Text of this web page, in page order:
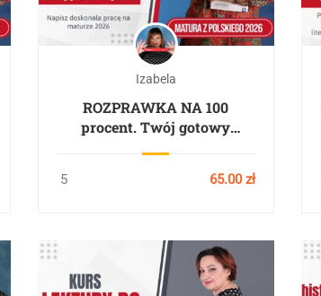
Izabela
ROZPRAWKA NA 100
procent. Twój gotowy
5 65.00 zł